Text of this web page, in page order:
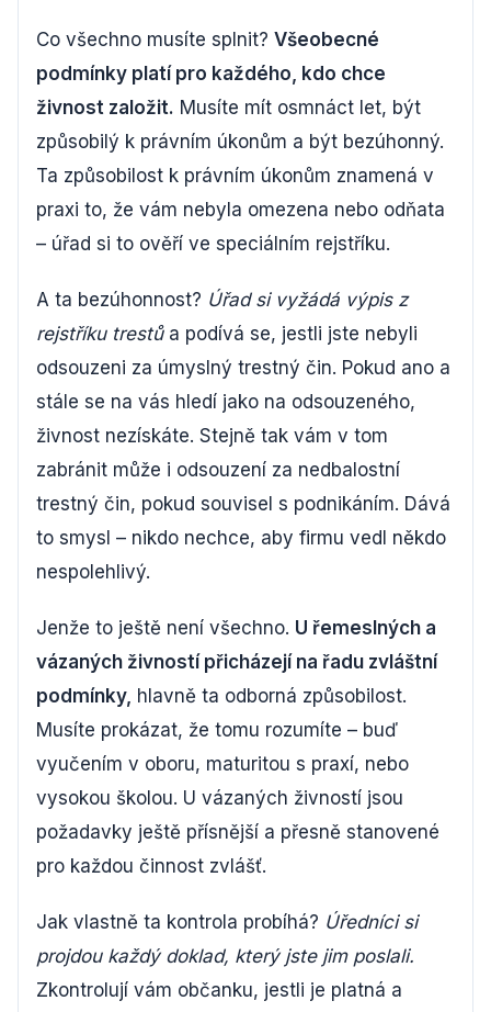
Co všechno musíte splnit? Všeobecné
podmínky platí pro každého, kdo chce
živnost založit. Musíte mít osmnáct let, být
způsobilý k právním úkonům a být bezúhonný.
Ta způsobilost k právním úkonům znamená v
praxi to, že vám nebyla omezena nebo odňata
– úřad si to ověří ve speciálním rejstříku.
A ta bezúhonnost? Úřad si vyžádá výpis z
rejstříku trestůa podívá se, jestli jste nebyli
odsouzeni za úmyslný trestný čin. Pokud ano a
stále se na vás hledí jako na odsouzeného,
živnost nezískáte. Stejně tak vám v tom
zabránit může i odsouzení za nedbalostní
trestný čin, pokud souvisel s podnikáním. Dává
to smysl – nikdo nechce, aby firmu vedl někdo
nespolehlivý.
Jenže to ještě není všechno. U řemeslných a
vázaných živností přicházejí na řadu zvláštní
podmínky, hlavně ta odborná způsobilost.
Musíte prokázat, že tomu rozumíte – buď
vyučením v oboru, maturitou s praxí, nebo
vysokou školou. U vázaných živností jsou
požadavky ještě přísnější a přesně stanovené
pro každou činnost zvlášť.
Jak vlastně ta kontrola probíhá? Úředníci si
projdou každý doklad, který jste jim poslali.
Zkontrolují vám občanku, jestli je platná a